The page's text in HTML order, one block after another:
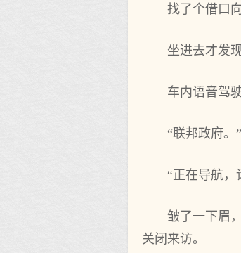
找了个借口
坐进去才发
车内语音驾
“联邦政府。”
“正在导航
皱了一下眉
关闭来访。